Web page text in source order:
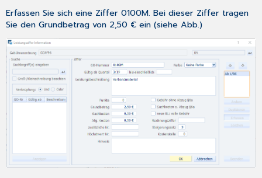
Erfassen Sie sich eine Ziffer 0100M. Bei dieser Ziffer tragen
Sie den Grundbetrag von 2,50 € ein (siehe Abb.)